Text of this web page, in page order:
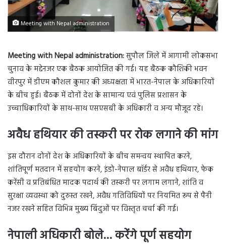
Meeting with Nepal administration
Meeting with Nepal administration:सुपौल जिले में आगामी लोकसभा
चुनाव के मद्देनजर एक बैठक आयोजित की गई। यह बैठक कौशिकी भवन
वीरपुर में डीएम कौशल कुमार की अध्यक्षता में भारत-नेपाल के अधिकारियों
के बीच हुई। बैठक में दोनों देश के सामान्य एवं पुलिस प्रशासन के
उच्चाधिकारियों के साथ-साथ एसएसबी के अधिकारी व अन्य मौजूद रहे।
अवैध हथियार की तस्करी पर रोक लगाने की मांग
इस दौरान दोनों देश के अधिकारियों के बीच समन्वय स्थापित करने,
शांतिपूर्ण मतदान में सहयोग करने, इंडो-नेपाल बॉर्डर से अवैध हथियार, फेक
करेंसी व प्रतिबंधित मादक पदार्थ की तस्करी पर लगाम लगाने, शांति व
सुरक्षा व्यवस्था को दुरुस्त रखने, अवैध गतिविधियों पर नियमित रूप से पैनी
नजर रखने सहित विभिन्न मुख्य बिंदुओं पर विस्तृत चर्चा की गई।
नेपाली अधिकारी बोले… करेंगे पूर्ण सहयोग